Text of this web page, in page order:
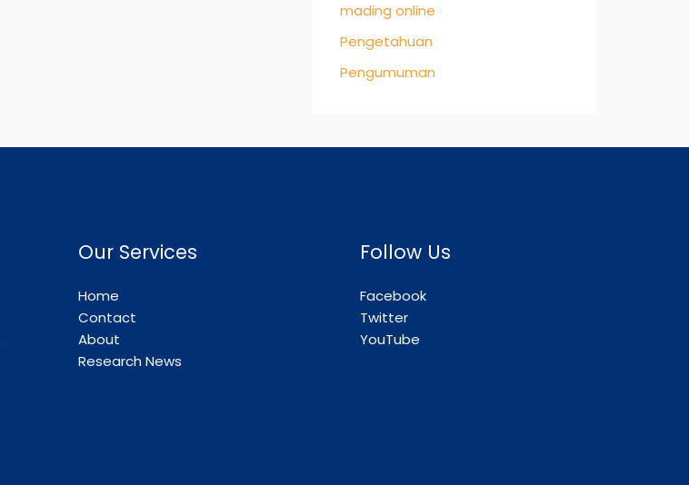
mading online
Pengetahuan
Pengumuman
Our Services
Home
Contact
About
Research News
Follow Us
Facebook
Twitter
YouTube